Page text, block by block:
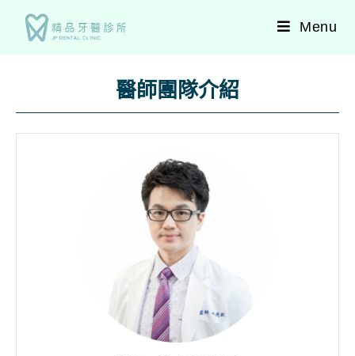
Menu
醫師團隊介紹